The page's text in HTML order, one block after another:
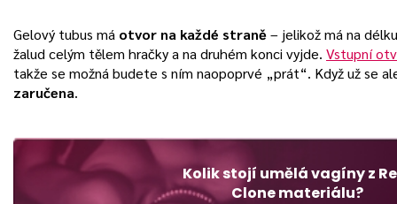
Gelový tubus má otvor na každé straně– jelikož má na
žalud celým tělem hračky a na druhém konci vyjde. Vstupní
takže se možná budete s ním naopoprvé „prát“. Když už se
zaručena.
Kolik stojí umělá vagíny z
Clone materiálu?